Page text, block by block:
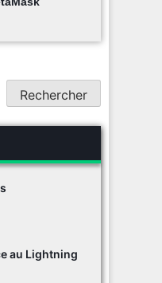
Rechercher
au Lightning